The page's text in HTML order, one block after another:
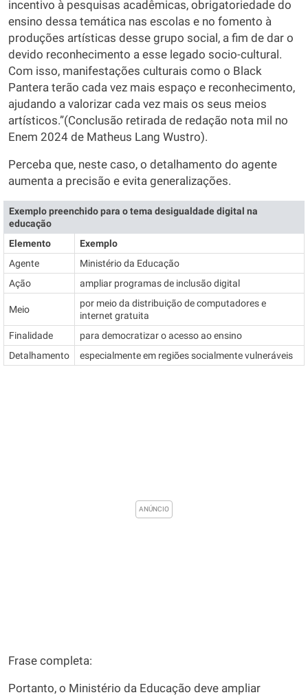
incentivo à pesquisas acadêmicas, obrigatoriedade do
ensino dessa temática nas escolas e no fomento à
produções artísticas desse grupo social, a fim de dar o
devido reconhecimento a esse legado socio-cultural.
Com isso, manifestações culturais como o Black
Pantera terão cada vez mais espaço e reconhecimento,
ajudando a valorizar cada vez mais os seus meios
artísticos.”(Conclusão retirada de redação nota mil no
Enem 2024 de Matheus Lang Wustro).
Perceba que, neste caso, o detalhamento do agente
aumenta a precisão e evita generalizações.
Exemplo preenchido para o tema desigualdade digital na
educação
Elemento
Exemplo
Agente
Ministério da Educação
Ação
ampliar programas de inclusão digital
Meio
por meio da distribuição de computadores e
internet gratuita
Finalidade
para democratizar o acesso ao ensino
Detalhamento
especialmente em regiões socialmente vulneráveis
Frase completa:
Portanto, o Ministério da Educação deve ampliar